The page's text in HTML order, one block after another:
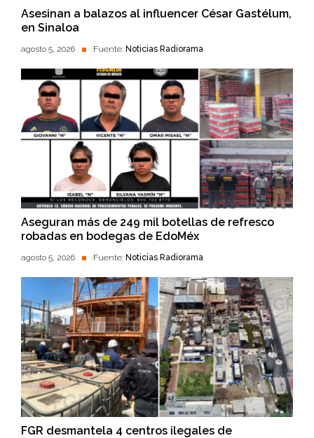
Asesinan a balazos al influencer César Gastélum,
en Sinaloa
agosto 5, 2026 Fuente: Noticias Radiorama
Aseguran más de 249 mil botellas de refresco
robadas en bodegas de EdoMéx
agosto 5, 2026 Fuente: Noticias Radiorama
FGR desmantela 4 centros ilegales de